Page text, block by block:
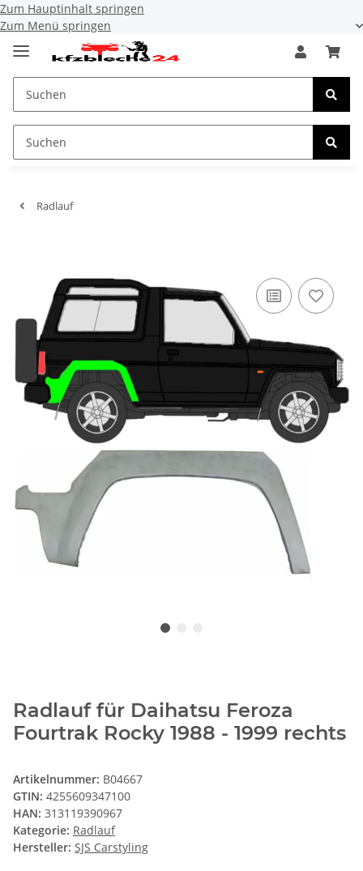
Zum Hauptinhalt springen
Zum Menü springen
Radlauf
Radlauf für Daihatsu Feroza
Fourtrak Rocky 1988 - 1999 rechts
Artikelnummer: B04667
GTIN: 4255609347100
HAN: 313119390967
Kategorie: Radlauf
Hersteller: SJS Carstyling